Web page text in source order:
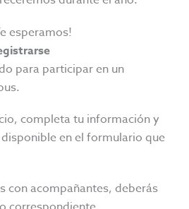
esperamos!
para participar en un
completa tu información y
en el formulario que
con acompañantes, deberás